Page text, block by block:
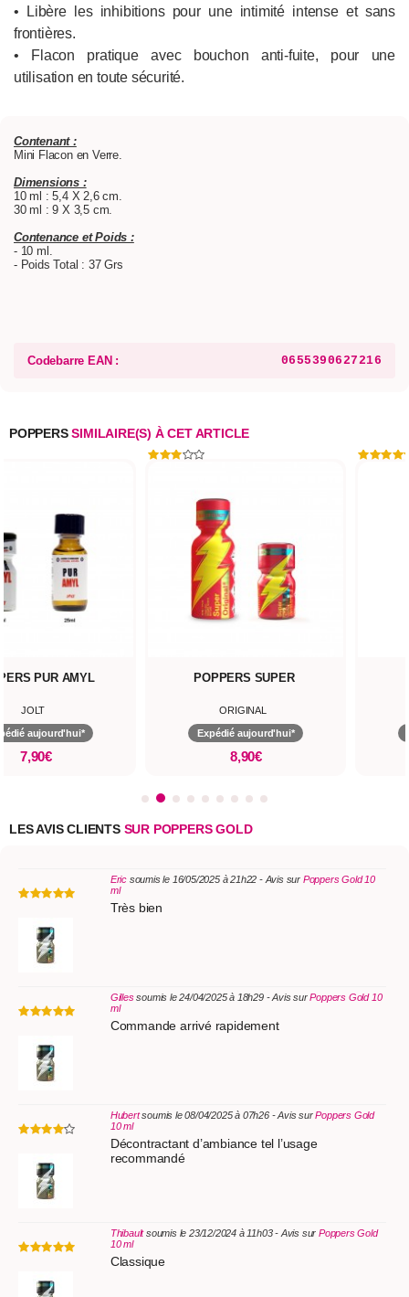
• Libère les inhibitions pour une intimité intense et sans
frontières.
• Flacon pratique avec bouchon anti-fuite, pour une
utilisation en toute sécurité.
Contenant :
Mini Flacon en Verre.
Dimensions :
10 ml : 5,4 X 2,6 cm.
30 ml : 9 X 3,5 cm.
Contenance et Poids :
- 10 ml.
- Poids Total : 37 Grs
Codebarre EAN : 0655390627216
POPPERSSIMILAIRE(S) À CET ARTICLE
PUR AMYL
JOLT
aujourd'hui*
7,90€
POPPERS SUPER
ORIGINAL
Expédié aujourd'hui*
8,90€
LES AVIS CLIENTSSUR POPPERS GOLD
Ericsoumis le 16/05/2025 à 21h22 - Avis sur Poppers Gold 10
ml
Très bien
Gillessoumis le 24/04/2025 à 18h29 - Avis surPoppers Gold 10
ml
Commande arrivé rapidement
Hubertsoumis le 08/04/2025 à 07h26 - Avis surPoppers Gold
10 ml
Décontractant d’ambiance tel l’usage
recommandé
Thibaultsoumis le 23/12/2024 à 11h03 - Avis sur Poppers Gold
10 ml
Classique